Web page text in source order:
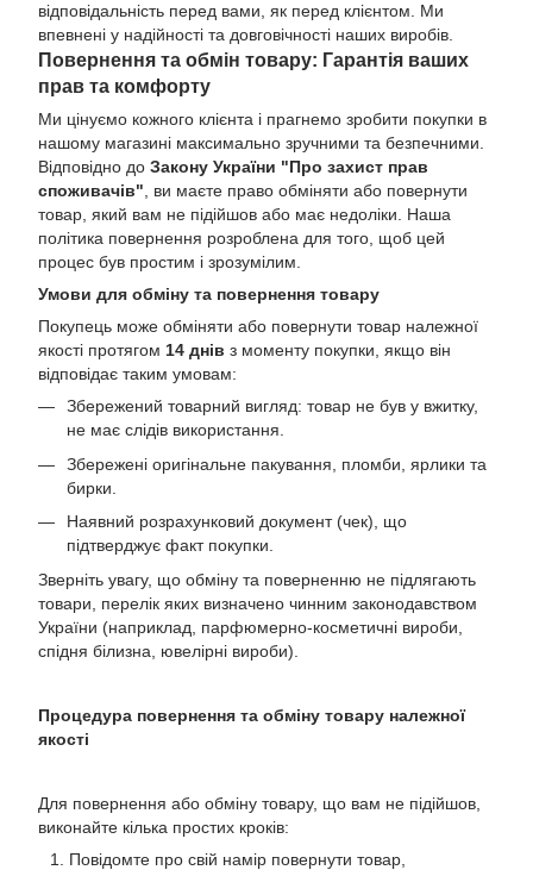
відповідальність перед вами, як перед клієнтом. Ми
впевнені у надійності та довговічності наших виробів.
Повернення та обмін товару: Гарантія ваших
прав та комфорту
Ми цінуємо кожного клієнта і прагнемо зробити покупки в
нашому магазині максимально зручними та безпечними.
Відповідно до Закону України "Про захист прав
споживачів", ви маєте право обміняти або повернути
товар, який вам не підійшов або має недоліки. Наша
політика повернення розроблена для того, щоб цей
процес був простим і зрозумілим.
Умови для обміну та повернення товару
Покупець може обміняти або повернути товар належної
якості протягом 14 днів з моменту покупки, якщо він
відповідає таким умовам:
Збережений товарний вигляд: товар не був у вжитку,
не має слідів використання.
Збережені оригінальне пакування, пломби, ярлики та
бирки.
Наявний розрахунковий документ (чек), що
підтверджує факт покупки.
Зверніть увагу, що обміну та поверненню не підлягають
товари, перелік яких визначено чинним законодавством
України (наприклад, парфюмерно-косметичні вироби,
спідня білизна, ювелірні вироби).
Процедура повернення та обміну товару належної
якості
Для повернення або обміну товару, що вам не підійшов,
виконайте кілька простих кроків:
Повідомте про свій намір повернути товар,